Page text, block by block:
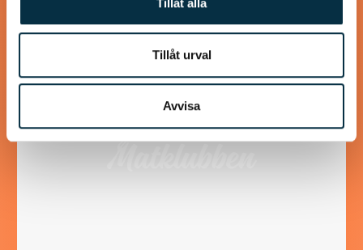
Tillåt alla
Tillåt urval
Avvisa